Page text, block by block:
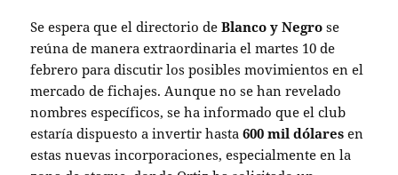
Se espera que el directorio deBlanco y Negro se
reúna de manera extraordinaria el martes 10 de
febrero para discutir los posibles movimientos en el
mercado de fichajes. Aunque no se han revelado
nombres específicos, se ha informado que el club
estaría dispuesto a invertir hasta600 mil dólares en
estas nuevas incorporaciones, especialmente en la